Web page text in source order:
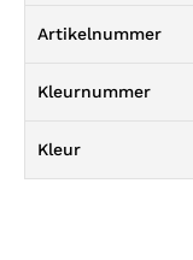
Artikelnummer
Kleurnummer
Kleur